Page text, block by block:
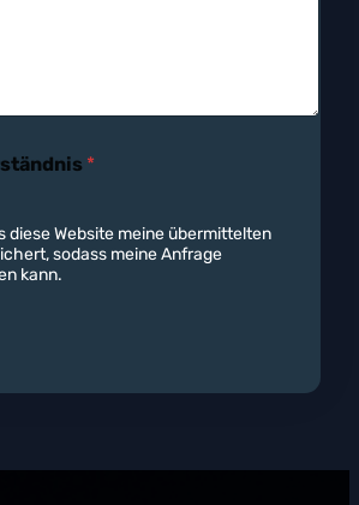
*
diese Website meine übermittelten
Anfrage
kann.